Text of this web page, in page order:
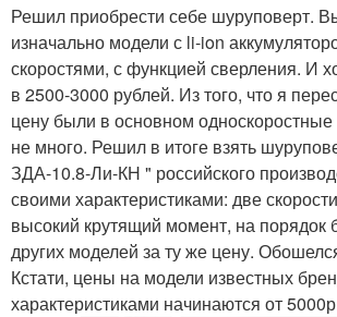
Решил приобрести себе шуруповерт.
изначально модели с li-ion
скоростями, с функцией сверления. И
в 2500-3000 рублей. Из того, что я
цену были в основном
не много. Решил в итоге взять
ЗДА-10.8-Ли-КН " российского
своими характеристиками: две
высокий крутящий момент, на порядок
других моделей за ту же цену.
Кстати, цены на модели известных
характеристиками начинаются от